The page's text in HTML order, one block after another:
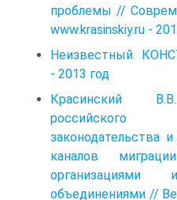
проблемы //
www.krasinskiy.ru -
Неизвестный.
- 2013 год
Красинский
российского
законодательства
каналов
организациями
объединениями //